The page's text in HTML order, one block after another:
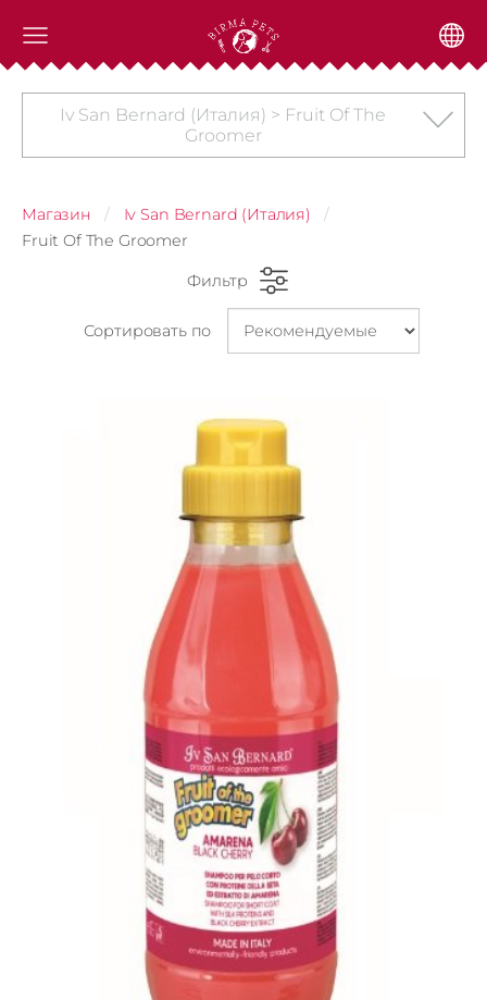
Iv San Bernard (Италия) > Fruit Of The
Groomer
Магазин
Iv San Bernard (Италия)
Fruit Of The Groomer
Фильтр
Сортировать по